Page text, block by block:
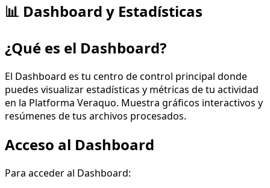
📊 Dashboard y Estadísticas
¿Qué es el Dashboard?
El Dashboard es tu centro de control principal donde
puedes visualizar estadísticas y métricas de tu actividad
en la Platforma Veraquo. Muestra gráficos interactivos y
resúmenes de tus archivos procesados.
Acceso al Dashboard
Para acceder al Dashboard: